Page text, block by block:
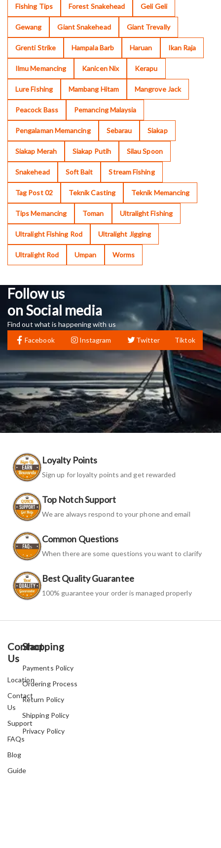
Fishing Tips Forest Snakehead Geli Geli
Gewang Giant Snakehead Giant Trevally
Grenti Strike Hampala Barb Haruan Ikan Raja
Ilmu Memancing Kanicen Nix Kerapu
Lure Fishing Mambang Hitam Mangrove Jack
Peacock Bass Pemancing Malaysia
Pengalaman Memancing Sebarau Siakap
Siakap Merah Siakap Putih Silau Spoon
Snakehead Soft Bait Stream Fishing
Tag Post 02 Teknik Casting Teknik Memancing
Tips Memancing Toman Ultralight Fishing
Ultralight Fishing Rod Ultralight Jigging
Ultralight Rod Umpan Worms
Follow us
on Social media
Find out what is happening with us
Facebook
Instagram Twitter Tiktok
Loyalty Points
Sign up for loyalty points and get rewarded
Top Notch Support
We are always respond to your phone and email
Common Questions
When there are some questions you want to clarify
Best Quality Guarantee
100% guarantee your order is managed properly
Contact
Us
Location
Contact
Us
Support
FAQs
Blog
Guide
Shopping
Payments Policy
Ordering Process
Return Policy
Shipping Policy
Privacy Policy